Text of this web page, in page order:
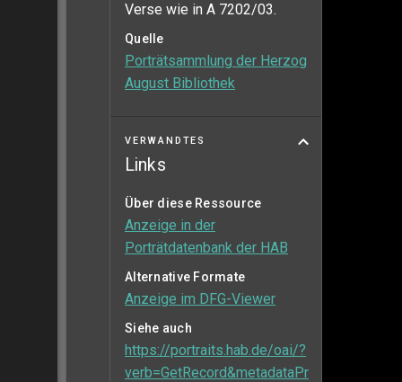
Verse wie in A 7202/03.
Quelle
Porträtsammlung der Herzog
August Bibliothek
VERWANDTES
Links
Über diese Ressource
Anzeige in der
Porträtdatenbank der HAB
Alternative Formate
Anzeige im DFG-Viewer
Siehe auch
https://portraits.hab.de/oai/?
verb=GetRecord&metadataPr